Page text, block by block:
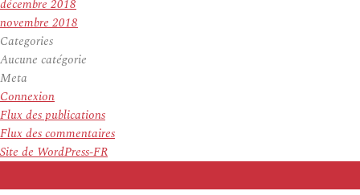
décembre 2018
novembre 2018
Categories
Aucune catégorie
Meta
Connexion
Flux des publications
Flux des commentaires
Site de WordPress-FR